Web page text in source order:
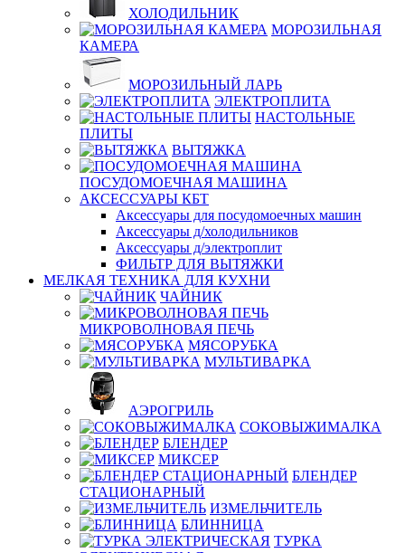
ХОЛОДИЛЬНИК
МОРОЗИЛЬНАЯ
КАМЕРА
МОРОЗИЛЬНЫЙ ЛАРЬ
ЭЛЕКТРОПЛИТА
НАСТОЛЬНЫЕ
ПЛИТЫ
ВЫТЯЖКА
ПОСУДОМОЕЧНАЯ МАШИНА
АКСЕССУАРЫ КБТ
Аксессуары для посудомоечных машин
Аксессуары д/холодильников
Аксессуары д/электроплит
ФИЛЬТР ДЛЯ ВЫТЯЖКИ
МЕЛКАЯ ТЕХНИКА ДЛЯ КУХНИ
ЧАЙНИК
МИКРОВОЛНОВАЯ ПЕЧЬ
МЯСОРУБКА
МУЛЬТИВАРКА
АЭРОГРИЛЬ
СОКОВЫЖИМАЛКА
БЛЕНДЕР
МИКСЕР
БЛЕНДЕР
СТАЦИОНАРНЫЙ
ИЗМЕЛЬЧИТЕЛЬ
БЛИННИЦА
ТУРКА